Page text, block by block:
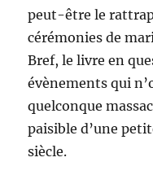
peut-être le
cérémonies de
Bref, le livre en
évènements qui
quelconque
paisible d’une
siècle.